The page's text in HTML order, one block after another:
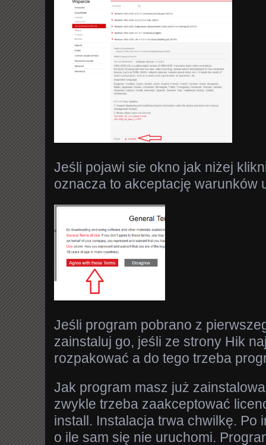
Jeśli pojawi sie okno jak niżej
oznacza to akceptację warunków
Jeśli program pobrano z
zainstaluj go, jeśli ze strony Hik
rozpakować a do tego trzeba
Jak program masz już
zwykle trzeba zaakceptować
install. Instalacja trwa chwilkę. Po
o ile sam się nie uruchomi.